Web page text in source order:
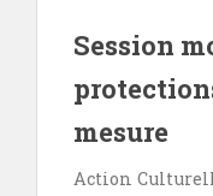
Session
mesure
Action